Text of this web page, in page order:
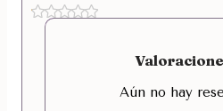
Aún no hay